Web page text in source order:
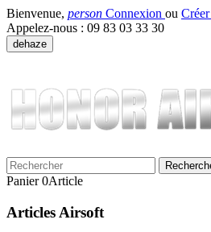
Bienvenue, person Connexion ou
Appelez-nous : 09 83 03 33 30
dehaze
Panier 0Article
Articles Airsoft